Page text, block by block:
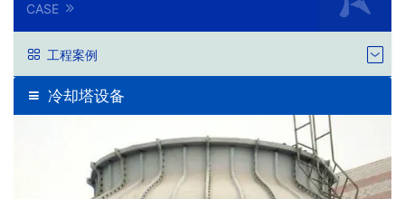
CASE
工程案例
冷却塔设备